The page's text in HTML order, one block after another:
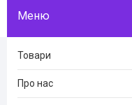
Товари
Про нас